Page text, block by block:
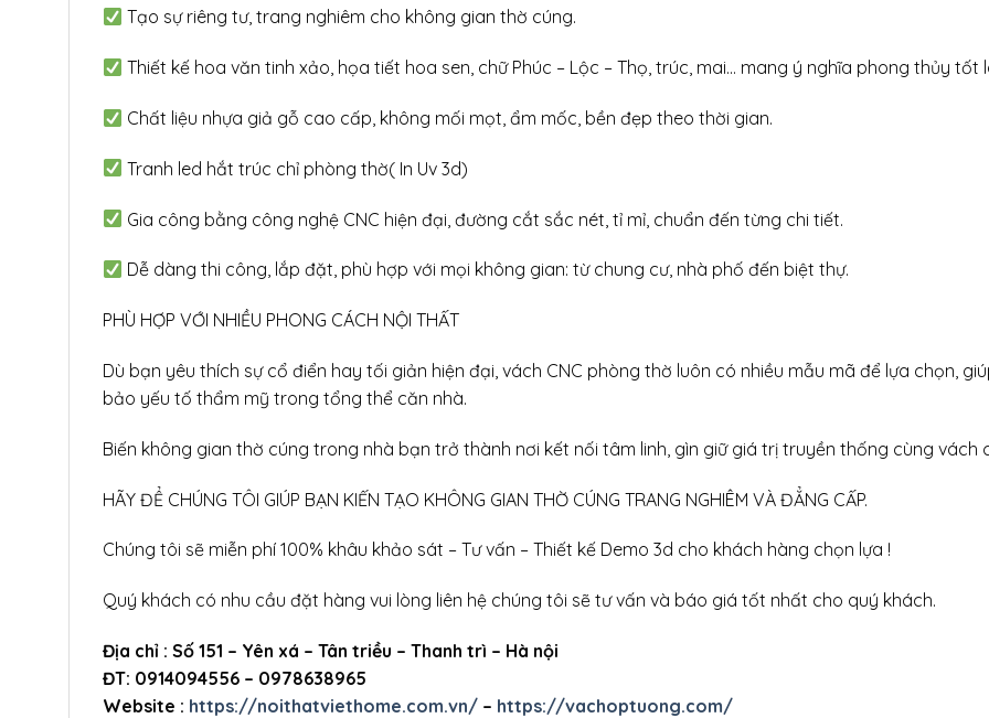
Tạo sự riêng tư, trang nghiêm cho không gian thờ cúng.
Thiết kế hoa văn tinh xảo, họa tiết hoa sen, chữ Phúc – Lộc – Thọ, trúc, mai… mang ý nghĩa phong thủy tốt
Chất liệu nhựa giả gỗ cao cấp, không mối mọt, ẩm mốc, bền đẹp theo thời gian.
Tranh led hắt trúc chỉ phòng thờ( In Uv 3d)
Gia công bằng công nghệ CNC hiện đại, đường cắt sắc nét, tỉ mỉ, chuẩn đến từng chi tiết.
Dễ dàng thi công, lắp đặt, phù hợp với mọi không gian: từ chung cư, nhà phố đến biệt thự.
PHÙ HỢP VỚI NHIỀU PHONG CÁCH NỘI THẤT
Dù bạn yêu thích sự cổ điển hay tối giản hiện đại, vách CNC phòng thờ luôn có nhiều mẫu mã để lựa chọn,
bảo yếu tố thẩm mỹ trong tổng thể căn nhà.
Biến không gian thờ cúng trong nhà bạn trở thành nơi kết nối tâm linh, gìn giữ giá trị truyền thống cùng vách
HÃY ĐỂ CHÚNG TÔI GIÚP BẠN KIẾN TẠO KHÔNG GIAN THỜ CÚNG TRANG NGHIÊM VÀ ĐẲNG CẤP.
Chúng tôi sẽ miễn phí 100% khâu khảo sát – Tư vấn – Thiết kế Demo 3d cho khách hàng chọn lựa !
Quý khách có nhu cầu đặt hàng vui lòng liên hệ chúng tôi sẽ tư vấn và báo giá tốt nhất cho quý khách.
Địa chỉ : Số 151 – Yên xá – Tân triều – Thanh trì – Hà nội
ĐT: 0914094556 – 0978638965
Website : https://noithatviethome.com.vn/ – https://vachoptuong.com/